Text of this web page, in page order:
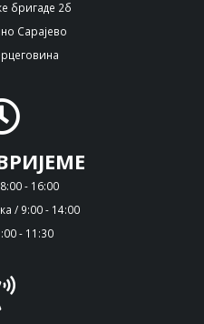
бригаде 2б
Сарајево
- 16:00
/ 9:00 - 14:00
- 11:30